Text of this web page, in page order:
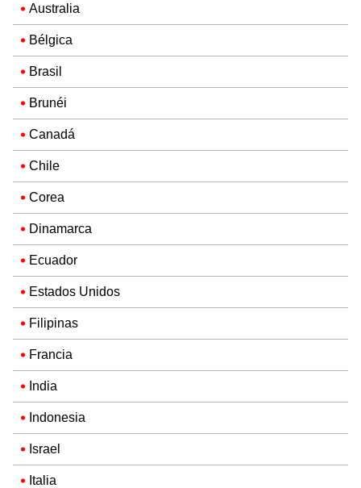
Australia
Bélgica
Brasil
Brunéi
Canadá
Chile
Corea
Dinamarca
Ecuador
Estados Unidos
Filipinas
Francia
India
Indonesia
Israel
Italia